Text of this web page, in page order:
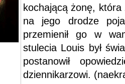
kochającą żonę,
na jego drodze
przemienił go w
stulecia Louis był
postanowił
dziennikarzowi.